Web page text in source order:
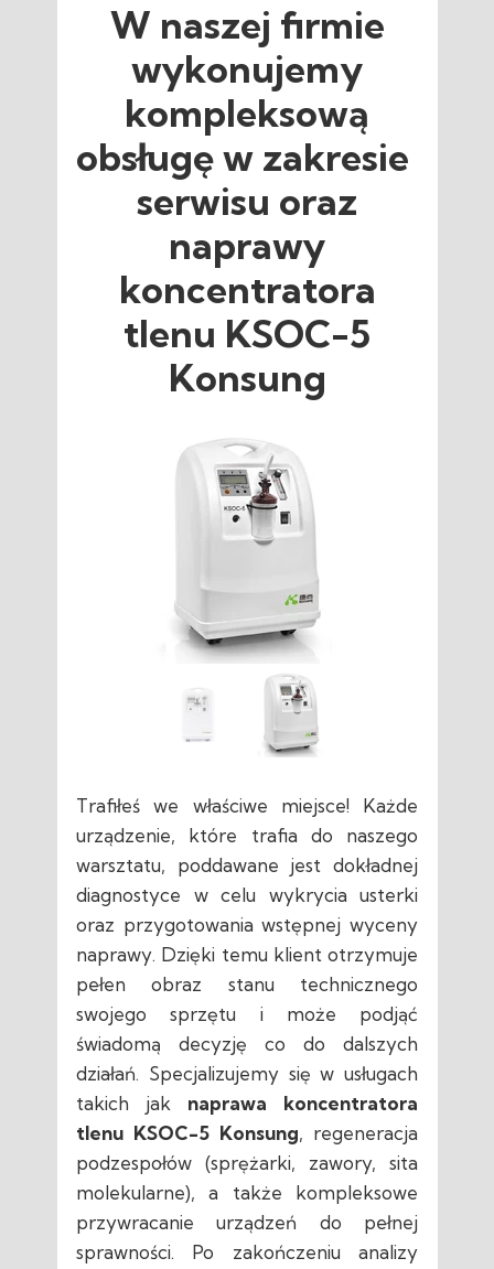
W naszej firmie
wykonujemy
kompleksową
obsługę w zakresie
serwisu oraz
naprawy
koncentratora
tlenu KSOC-5
Konsung
Trafiłeś we właściwe miejsce! Każde
urządzenie, które trafia do naszego
warsztatu, poddawane jest dokładnej
diagnostyce w celu wykrycia usterki
oraz przygotowania wstępnej wyceny
naprawy. Dzięki temu klient otrzymuje
pełen obraz stanu technicznego
swojego sprzętu i może podjąć
świadomą decyzję co do dalszych
działań. Specjalizujemy się w usługach
takich jak naprawa koncentratora
tlenu KSOC-5 Konsung, regeneracja
podzespołów (sprężarki, zawory, sita
molekularne), a także kompleksowe
przywracanie urządzeń do pełnej
sprawności. Po zakończeniu analizy